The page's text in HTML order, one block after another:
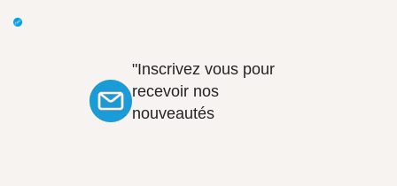
"Inscrivez vous pour
recevoir nos
nouveautés